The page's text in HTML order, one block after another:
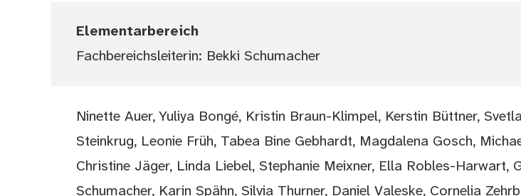
Elementarbereich
Fachbereichsleiterin: Bekki Schumacher
Ninette Auer, Yuliya Bongé, Kristin Braun-Klimpel, Kerstin Büttner,
Steinkrug, Leonie Früh, Tabea Bine Gebhardt, Magdalena Gosch,
Christine Jäger, Linda Liebel, Stephanie Meixner, Ella Robles-Harwart,
Schumacher, Karin Spähn, Silvia Thurner, Daniel Valeske, Cornelia